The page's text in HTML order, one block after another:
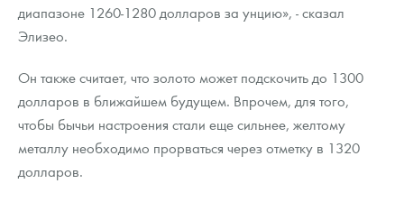
диапазоне 1260-1280 долларов за унцию», - сказал
Элизео.
Он также считает, что золото может подскочить до 1300
долларов в ближайшем будущем. Впрочем, для того,
чтобы бычьи настроения стали еще сильнее, желтому
металлу необходимо прорваться через отметку в 1320
долларов.